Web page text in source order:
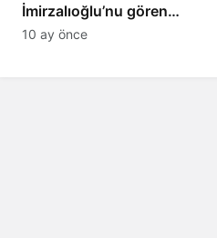
İmirzalıoğlu’nu gören
tanıyamıyor: Son hali
10 ay önce